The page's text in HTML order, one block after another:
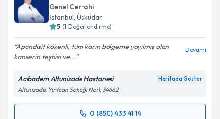
E-posta Adresiniz
Kişisel verilerimin işlenmesine ilişkin
kapsamda işlenmesini kabul ediyorum.
Takvim Talebini Gönder
Genel Cerrahi
İstanbul, Üsküdar
5 (1 Değerlendirme)
Apandisit kökenli, tüm karın bölgeme yayılmış olan
kanserin teşhisi ve...
Devamı
Acıbadem Altunizade Hastanesi Haritada Göster
Altunizade, Yurtcan Sokağı No:1, 34662
0 (850) 433 41 14